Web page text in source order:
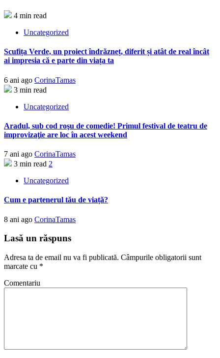
4 min read
Uncategorized
Scufița Verde, un proiect îndrăzneț, diferit și atât de real încât
ai impresia că e parte din viața ta
6 ani ago CorinaTamas
3 min read
Uncategorized
Aradul, sub cod roşu de comedie! Primul festival de teatru de
improvizaţie are loc în acest weekend
7 ani ago CorinaTamas
3 min read 2
Uncategorized
Cum e partenerul tău de viață?
8 ani ago CorinaTamas
Lasă un răspuns
Adresa ta de email nu va fi publicată. Câmpurile obligatorii sunt
marcate cu *
Comentariu